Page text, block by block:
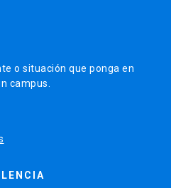
o situación que ponga en
campus.